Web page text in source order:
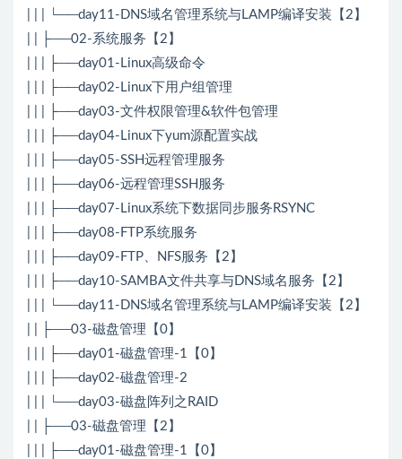
| | | └──day11-DNS域名管理系统与LAMP编译安装【2】
| | ├──02-系统服务【2】
| | | ├──day01-Linux高级命令
| | | ├──day02-Linux下用户组管理
| | | ├──day03-文件权限管理&软件包管理
| | | ├──day04-Linux下yum源配置实战
| | | ├──day05-SSH远程管理服务
| | | ├──day06-远程管理SSH服务
| | | ├──day07-Linux系统下数据同步服务RSYNC
| | | ├──day08-FTP系统服务
| | | ├──day09-FTP、NFS服务【2】
| | | ├──day10-SAMBA文件共享与DNS域名服务【2】
| | | └──day11-DNS域名管理系统与LAMP编译安装【2】
| | ├──03-磁盘管理【0】
| | | ├──day01-磁盘管理-1【0】
| | | ├──day02-磁盘管理-2
| | | └──day03-磁盘阵列之RAID
| | ├──03-磁盘管理【2】
| | | ├──day01-磁盘管理-1【0】